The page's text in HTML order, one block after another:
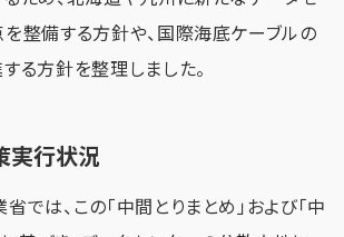
整備する方針や、国際海底ケーブルの
る方針を整理しました。
実行状況
では、この「中間とりまとめ」および「中